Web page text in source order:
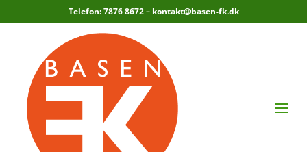
Telefon: 7876 8672 – kontakt@basen-fk.dk